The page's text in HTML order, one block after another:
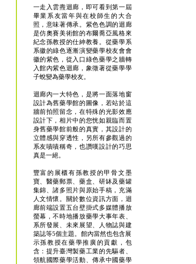
一走入雲燾迴廊，即可看到第一屆
畢業系友當年與在校師生的大合
照，意味著傳承。紫色色調的迴廊
是仿奧賽美術館的布爾喬亞風格來
紀念孫教授的仕紳教養。從藥學系
系徽的綠色逐漸演變藥學校友會會
徽的紫色，從入口綠色藥學之牆轉
入館內紫色迴廊，象徵著從藥學學
子蛻變為藥學校友。
迴廊內一大特色，是將一面落地窗
設計為舊藥學館的圖像，若站於這
牆前拍照留念，在特殊的光影效應
設計下，相片中的您恍如親臨而置
身舊藥學館前般的真實，其設計的
立體感與穿透性，另所有參觀過的
系友嘖嘖稱奇，也讚嘆設計的巧思
真是一絕。
豐富的展櫃有孫教授的甲骨文墨
寶、醫藥郵票、藥盒、研缽及藥罐
集錦、諸多照片與原始手稿，充滿
人文情懷。關於數位資訊方面，迴
廊前端設置五台壁掛式多媒體播放
螢幕，不時地播放藥學大事年表、
系所發展、未來展望、人物誌與建
築誌等5個主題。館內當然也包含展
示孫教授在藥學推廣的貢獻，包
含：提升臺灣製藥工業的先驅者、
領航國際藥學活動、傳承中國藥學